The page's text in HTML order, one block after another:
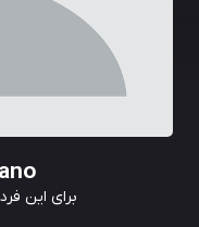
برای این